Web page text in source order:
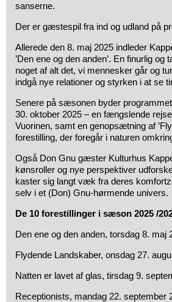
sanserne.
Der er gæstespil fra ind og udland på
Allerede den 8. maj 2025 indleder
’Den ene og den anden’. En finurlig
noget af alt det, vi mennesker går og
indgå nye relationer og styrken i at se
Senere på sæsonen byder
30. oktober 2025 – en fængslende
Vuorinen, samt en genopsætning af
forestilling, der foregår i naturen
Også Don Gnu gæster Kulturhus
kønsroller og nye perspektiver
kaster sig langt væk fra deres
selv i et (Don) Gnu-hørmende univers.
De 10 forestillinger i sæson 2025 /
Den ene og den anden, torsdag 8. maj
Flydende Landskaber, onsdag 27.
Natten er lavet af glas, tirsdag 9.
Receptionists, mandag 22. september